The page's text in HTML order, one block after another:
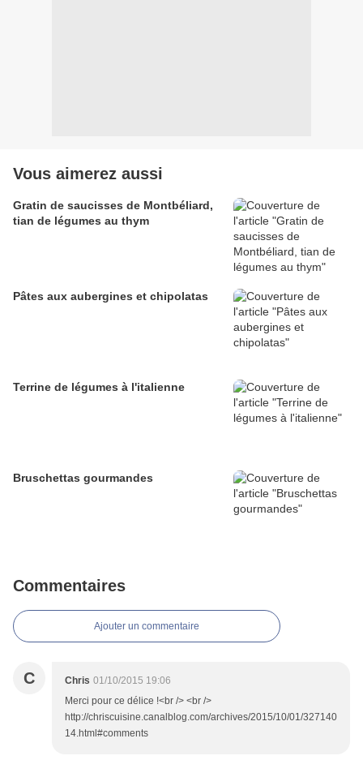
Vous aimerez aussi
Gratin de saucisses de Montbéliard,
tian de légumes au thym
Pâtes aux aubergines et chipolatas
Terrine de légumes à l'italienne
Bruschettas gourmandes
Commentaires
Ajouter un commentaire
C Chris 01/10/2015 19:06
Merci pour ce délice !<br /> <br />
http://chriscuisine.canalblog.com/archives/2015/10/01/327140
14.html#comments